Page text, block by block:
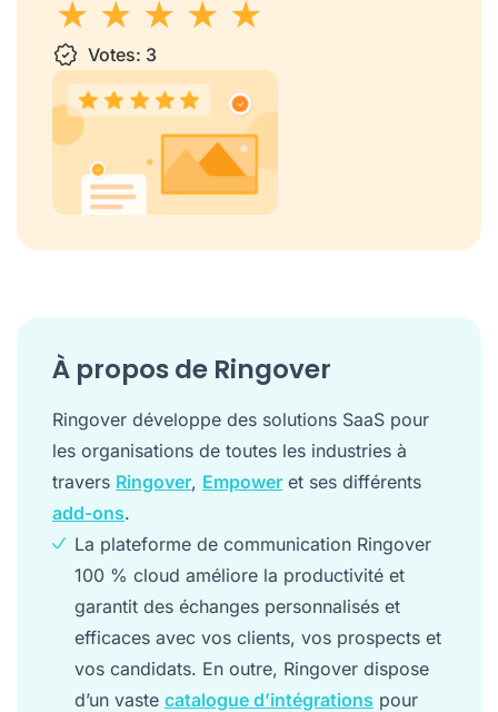
1 star2 stars
3 stars
4 stars5 stars
Votes: 3
À propos de Ringover
Ringover développe des solutions SaaS pour
les organisations de toutes les industries à
travers Ringover, Empower et ses différents
add-ons.
La plateforme de communication Ringover
100 % cloud améliore la productivité et
garantit des échanges personnalisés et
efficaces avec vos clients, vos prospects et
vos candidats. En outre, Ringover dispose
d’un vaste catalogue d’intégrations pour